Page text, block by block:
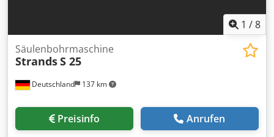
1 /8
Deutschland 137 km
Säulenbohrmaschine
StrandsS 25
Preisinfo Anrufen